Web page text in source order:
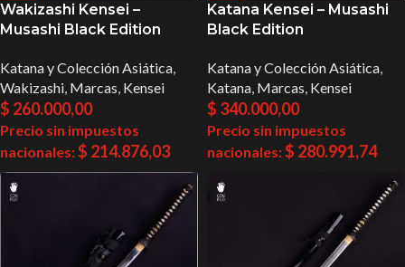
Wakizashi Kensei –
Musashi Black Edition
Katana y Colección Asiática,
Wakizashi, Marcas, Kensei
$ 260.000,00
Precio sin impuestos
nacionales:$ 214.876,03
Katana Kensei – Musashi
Black Edition
Katana y Colección Asiática,
Katana, Marcas, Kensei
$ 340.000,00
Precio sin impuestos
nacionales:$ 280.991,74